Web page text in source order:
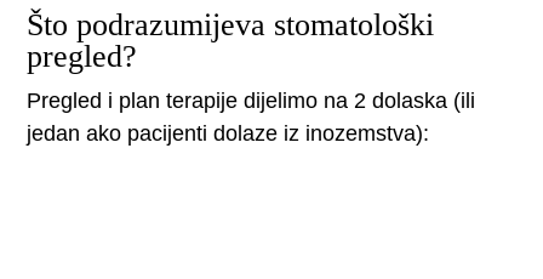
Što podrazumijeva stomatološki
pregled?
Pregled i plan terapije dijelimo na 2 dolaska (ili
jedan ako pacijenti dolaze iz inozemstva):